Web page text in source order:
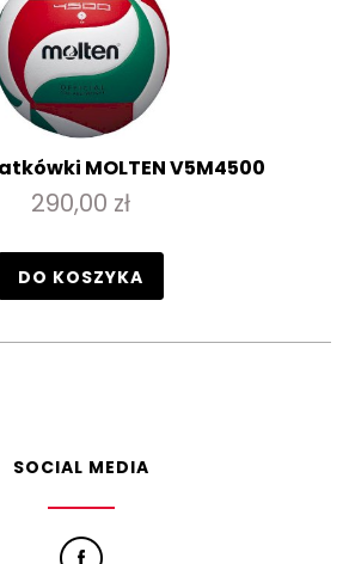
MOLTEN V5M4500
290,00 zł
DO KOSZYKA
SOCIAL MEDIA